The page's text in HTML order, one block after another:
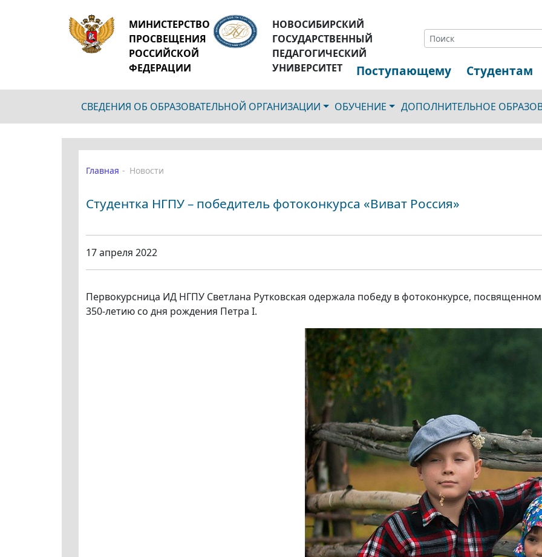
МИНИСТЕРСТВО
ПРОСВЕЩЕНИЯ
РОССИЙСКОЙ
ФЕДЕРАЦИИ
НОВОСИБИРСКИЙ
ГОСУДАРСТВЕННЫЙ
ПЕДАГОГИЧЕСКИЙ
УНИВЕРСИТЕТ
Поступающему Студентам
СВЕДЕНИЯ ОБ ОБРАЗОВАТЕЛЬНОЙ ОРГАНИЗАЦИИ ОБУЧЕНИЕ ДОПОЛНИТЕЛЬНОЕ
Главная Новости
Студентка НГПУ – победитель фотоконкурса «Виват Россия»
17 апреля 2022
Первокурсница ИД НГПУ Светлана Рутковская одержала победу в фотоконкурсе, посвященном
350-летию со дня рождения Петра I.